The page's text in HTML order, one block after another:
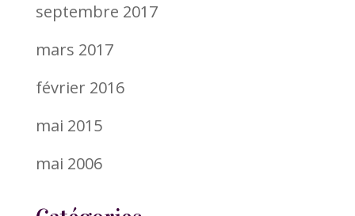
septembre 2017
mars 2017
février 2016
mai 2015
mai 2006